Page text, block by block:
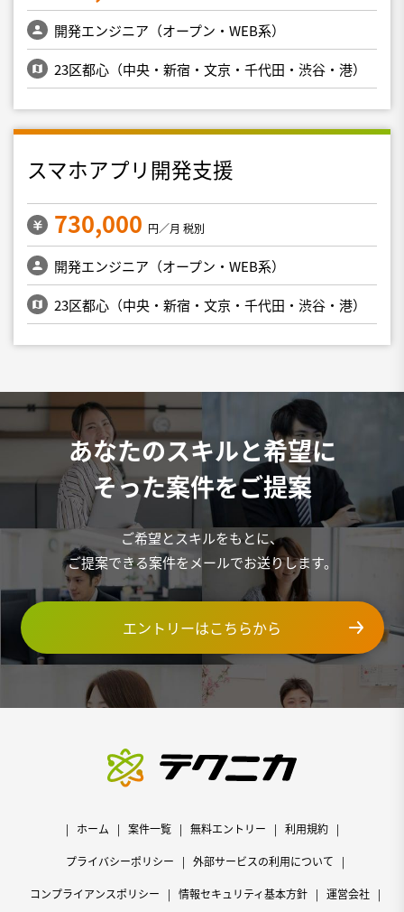
開発エンジニア（オープン・WEB系）
23区都心（中央・新宿・文京・千代田・渋谷・港）
スマホアプリ開発支援
730,000 円／月 税別
開発エンジニア（オープン・WEB系）
23区都心（中央・新宿・文京・千代田・渋谷・港）
あなたのスキルと希望に
そった案件をご提案
ご希望とスキルをもとに、
ご提案できる案件をメールでお送りします。
エントリーはこちらから
ホーム 案件一覧 無料エントリー 利用規約
プライバシーポリシー 外部サービスの利用について
コンプライアンスポリシー 情報セキュリティ基本方針 運営会社